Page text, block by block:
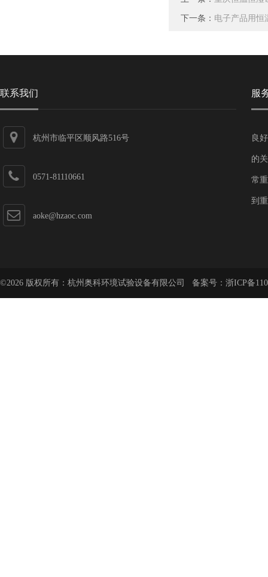
下一条： 电子产品用恒
联系我们
杭州市临平区顺风路516号
0571-81110661
aoke@hzaoc.com
服
良
的
常
到
©2026 版权所有：杭州奥科环境试验设备有限公司 备案号： 浙ICP备